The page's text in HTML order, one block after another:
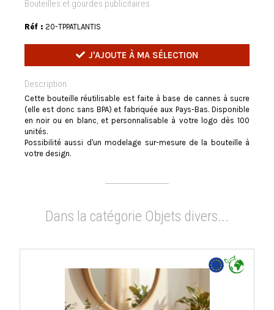
Bouteilles et gourdes publicitaires
Réf : 20-TPPATLANTIS
J'AJOUTE À MA SÉLECTION
Description
Cette bouteille réutilisable est faite à base de cannes à sucre
(elle est donc sans BPA) et fabriquée aux Pays-Bas. Disponible
en noir ou en blanc, et personnalisable à votre logo dès 100
unités.
Possibilité aussi d'un modelage sur-mesure de la bouteille à
votre design.
Dans la catégorie Objets divers...